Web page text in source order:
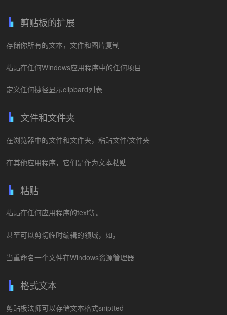
剪贴板的扩展
存储你所有的文本，文件和图片复制
粘贴在任何Windows应用程序中的任何项目
定义任何捷径显示clipbard列表
文件和文件夹
在浏览器中的文件和文件夹，粘贴文件/文件夹
在其他应用程序，它们是作为文本粘贴
粘贴
粘贴在任何应用程序的text等。
甚至可以剪切临时编辑的领域，如，
当重命名一个文件在Windows资源管理器
格式文本
剪贴板法师可以存储文本格式sniptted